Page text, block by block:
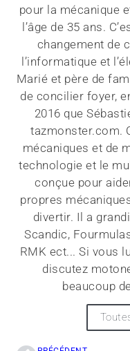
pour la mécanique
l’âge de 35 ans.
changement de
l’informatique et
Marié et père de
de concilier foyer,
2016 que
tazmonster.com.
mécaniques et de
technologie et le
conçue pour
propres
divertir. Il a
Scandic,
RMK ect... Si vous
discutez
beaucoup